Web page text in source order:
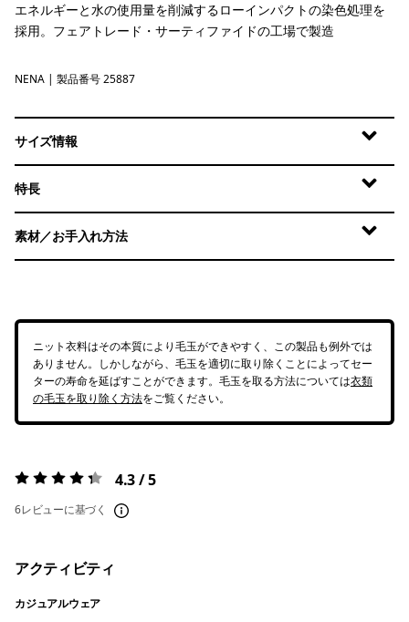
エネルギーと水の使用量を削減するローインパクトの染色処理を
採用。フェアトレード・サーティファイドの工場で製造
New Navy
NENA | 製品番号 25887
サイズ情報
特長
素材／お手入れ方法
ニット衣料はその本質により毛玉ができやすく、この製品も例外では
ありません。しかしながら、毛玉を適切に取り除くことによってセー
ターの寿命を延ばすことができます。毛玉を取る方法については衣類
の毛玉を取り除く方法をご覧ください。
評価:4.3 / 5 4.3 / 5
6レビューに基づく
アクティビティ
カジュアルウェア